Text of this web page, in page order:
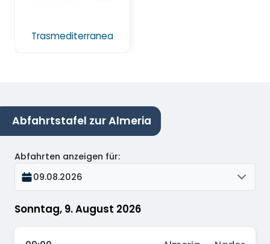
Trasmediterranea
Abfahrtstafel zur Almeria
Sonntag, 9. August 2026
Abfahrten anzeigen für:
09.08.2026